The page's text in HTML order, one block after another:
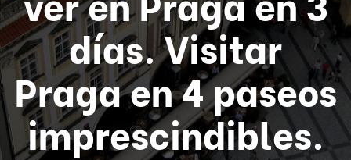
días. Visitar
Praga en 4 paseos
imprescindibles.